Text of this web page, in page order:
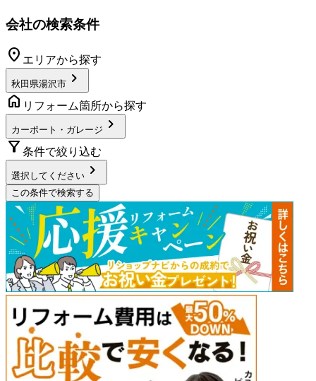
会社の検索条件
location_on エリアから探す
秋田県湯沢市 chevron_right
home リフォーム箇所から探す
カーポート・ガレージ chevron_right
filter_alt 条件で絞り込む
選択してください chevron_right
この条件で検索する